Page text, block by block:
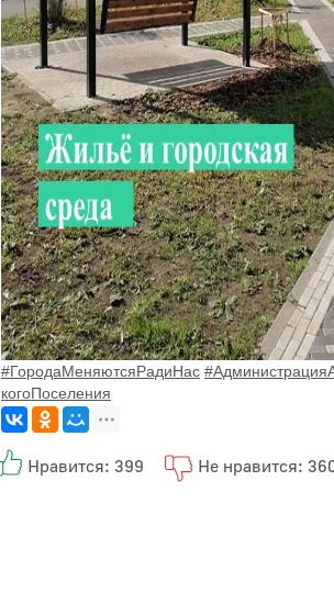
#ГородаМеняютсяРадиНас #
когоПоселения
Нравится: 399 Не нравится: